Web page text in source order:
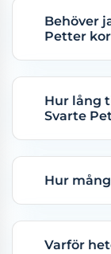
Behöver
Petter
Hur lång
Svarte
Hur
Varför